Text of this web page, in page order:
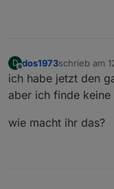
D
Offline
dos1973schrieb am
zuletzt
ich habe jetzt den
aber ich finde
wie macht ihr das?